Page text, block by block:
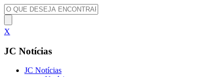
X
JC Notícias
JC Notícias